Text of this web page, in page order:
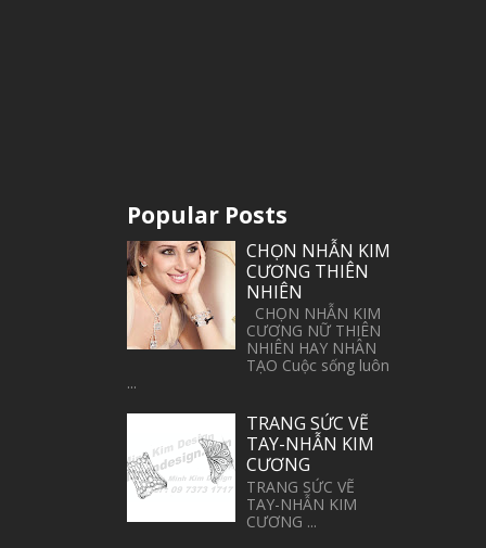
Popular Posts
CHỌN NHẪN KIM
CƯƠNG THIÊN
NHIÊN
CHỌN NHẪN KIM
CƯƠNG NỮ THIÊN
NHIÊN HAY NHÂN
TẠO Cuộc sống luôn
...
TRANG SỨC VẼ
TAY-NHẪN KIM
CƯƠNG
TRANG SỨC VẼ
TAY-NHẪN KIM
CƯƠNG ...